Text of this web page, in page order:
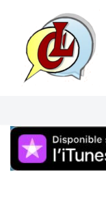
Aller
contenu